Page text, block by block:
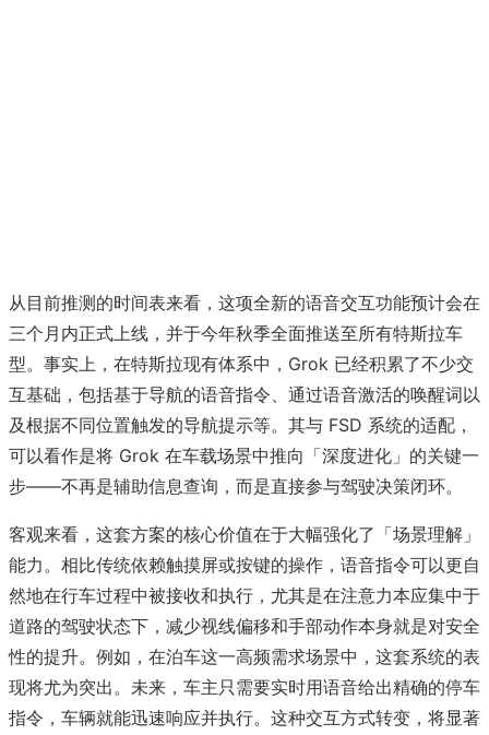
从目前推测的时间表来看，这项全新的语音交互功能预计会在
三个月内正式上线，并于今年秋季全面推送至所有特斯拉车
型。事实上，在特斯拉现有体系中，Grok 已经积累了不少交
互基础，包括基于导航的语音指令、通过语音激活的唤醒词以
及根据不同位置触发的导航提示等。其与 FSD 系统的适配，
可以看作是将 Grok 在车载场景中推向「深度进化」的关键一
步——不再是辅助信息查询，而是直接参与驾驶决策闭环。
客观来看，这套方案的核心价值在于大幅强化了「场景理解」
能力。相比传统依赖触摸屏或按键的操作，语音指令可以更自
然地在行车过程中被接收和执行，尤其是在注意力本应集中于
道路的驾驶状态下，减少视线偏移和手部动作本身就是对安全
性的提升。例如，在泊车这一高频需求场景中，这套系统的表
现将尤为突出。未来，车主只需要实时用语音给出精确的停车
指令，车辆就能迅速响应并执行。这种交互方式转变，将显著